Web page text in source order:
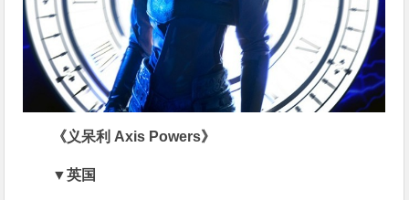
《义呆利 Axis Powers》
▼英国